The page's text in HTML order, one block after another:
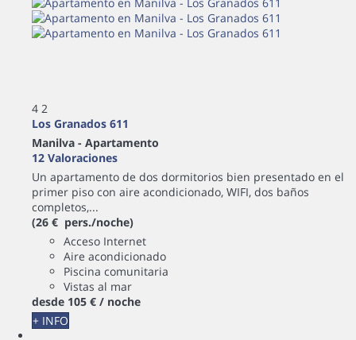
4 2
Los Granados 611
Manilva - Apartamento
12 Valoraciones
Un apartamento de dos dormitorios bien presentado en el
primer piso con aire acondicionado, WIFI, dos baños
completos,...
(26 € pers./noche)
Acceso Internet
Aire acondicionado
Piscina comunitaria
Vistas al mar
desde 105 € / noche
+ INFO